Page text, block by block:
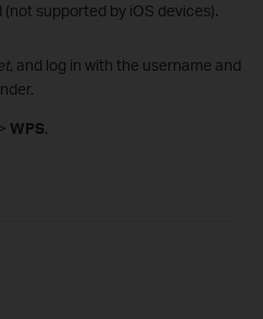
supported by iOS devices).
, and log in with the username and
> WPS.